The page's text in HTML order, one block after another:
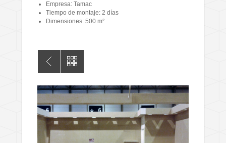
Empresa: Tamac
Tiempo de montaje: 2 días
Dimensiones: 500 m²